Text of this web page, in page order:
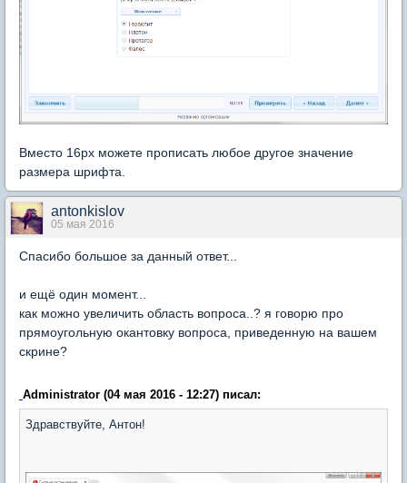
Вместо 16px можете прописать любое другое значение
размера шрифта.
antonkislov
05 мая 2016
Спасибо большое за данный ответ...
и ещё один момент...
как можно увеличить область вопроса..? я говорю про
прямоугольную окантовку вопроса, приведенную на вашем
скрине?
Administrator (04 мая 2016 - 12:27) писал:
Здравствуйте, Антон!